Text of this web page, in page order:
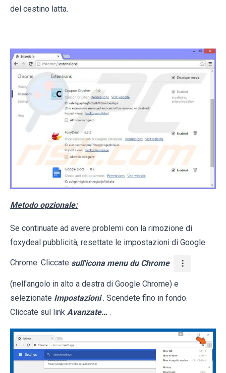
del cestino latta.
Metodo opzionale:
Se continuate ad avere problemi con la rimozione di
foxydeal pubblicità, resettate le impostazioni di Google
Chrome. Cliccate sull'icona menu du Chrome
(nell'angolo in alto a destra di Google Chrome) e
selezionate Impostazioni . Scendete fino in fondo.
Cliccate sul link Avanzate… .